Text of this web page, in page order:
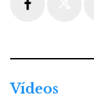
Vídeos